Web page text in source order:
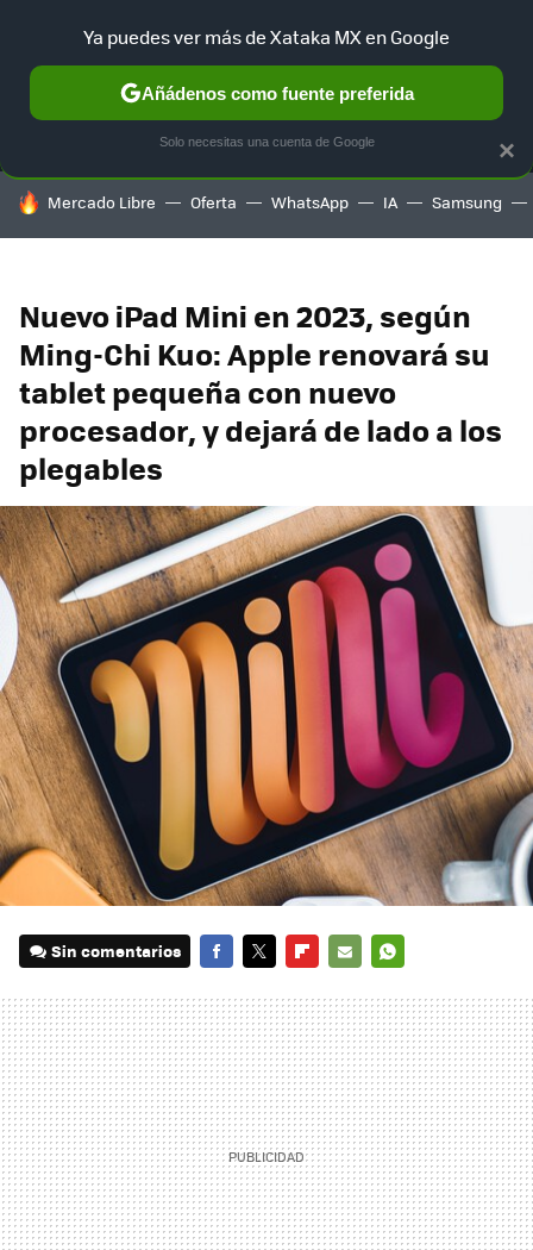
MENÚ NUEVO
GAMING HOME AUTO
HOY SE HABLA DE
Mercado Libre Oferta WhatsApp IA Samsung
Nuevo iPad Mini en 2023, según
Ming-Chi Kuo: Apple renovará su
tablet pequeña con nuevo
procesador, y dejará de lado a los
plegables
Sin comentarios
MAIL
×
Ya puedes ver más de Xataka MX en Google
Añádenos como fuente preferida
Solo necesitas una cuenta de Google